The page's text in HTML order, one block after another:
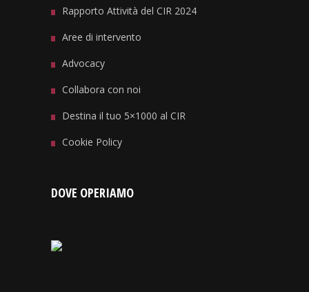
Rapporto Attività del CIR 2024
Aree di intervento
Advocacy
Collabora con noi
Destina il tuo 5×1000 al CIR
Cookie Policy
DOVE OPERIAMO